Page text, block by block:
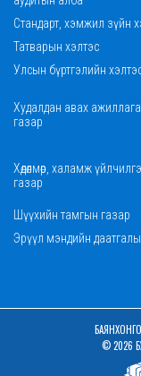
Стандарт, хэмжил зүйн
Татварын хэлтэс
Улсын бүртгэлийн
Худалдан авах
газар
Хөдөлмөр, халамж
газар
Шүүхийн тамгын газар
Эрүүл мэндийн
© 2026